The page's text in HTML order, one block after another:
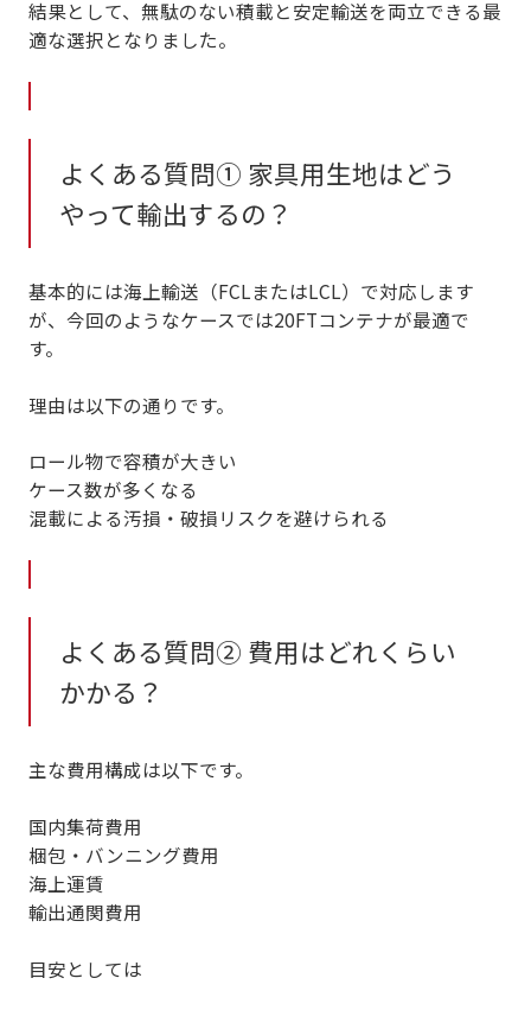
結果として、 無駄のない積載と安定輸送を両立できる最
適な選択となりました。
よくある質問① 家具用生地はどう
やって輸出するの？
基本的には海上輸送（FCLまたはLCL）で対応します
が、今回のようなケースでは20FTコンテナが最適で
す。
理由は以下の通りです。
ロール物で容積が大きい
ケース数が多くなる
混載による汚損・破損リスクを避けられる
よくある質問② 費用はどれくらい
かかる？
主な費用構成は以下です。
国内集荷費用
梱包・バンニング費用
海上運賃
輸出通関費用
目安としては